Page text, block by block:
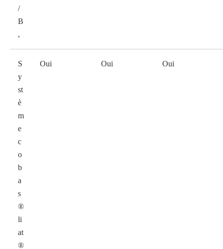
/
B
,
S
y
st
è
m
e
c
o
b
a
s
®
li
at
®
Oui Oui Oui